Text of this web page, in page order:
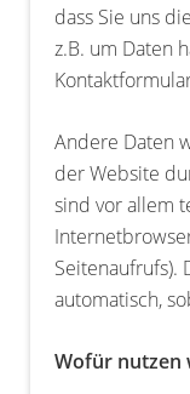
dass Sie uns
z.B. um Daten
Andere Daten
der Website
sind vor allem
Seitenaufrufs).
automatisch,
Wofür nutzen